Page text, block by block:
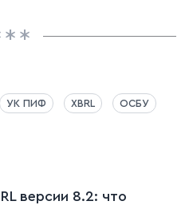
УК ПИФ XBRL ОСБУ
версии 8.2: что